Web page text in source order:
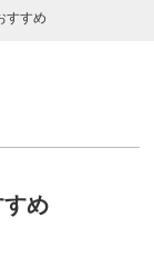
すすめ
すめ